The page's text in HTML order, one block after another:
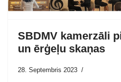
SBDMV kamerzāli
un ērģeļu skaņas
28. Septembris 2023